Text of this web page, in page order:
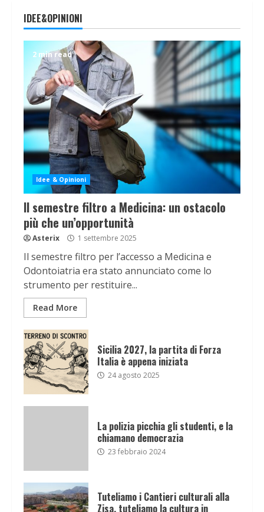
IDEE&OPINIONI
2 min read
Idee & Opinioni
Il semestre filtro a Medicina: un ostacolo
più che un’opportunità
Asterix 1 settembre 2025
Il semestre filtro per l’accesso a Medicina e
Odontoiatria era stato annunciato come lo
strumento per restituire...
Read More
Sicilia 2027, la partita di Forza
Italia è appena iniziata
24 agosto 2025
La polizia picchia gli studenti, e la
chiamano democrazia
23 febbraio 2024
Tuteliamo i Cantieri culturali alla
Zisa, tuteliamo la cultura in